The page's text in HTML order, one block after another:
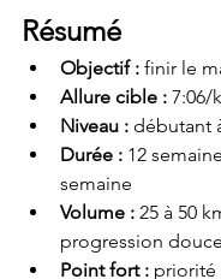
Résumé
Objectif : finir le
Allure cible : 7:06/
Niveau : débutant
Durée : 12
semaine
Volume : 25 à 50
progression douce
Point fort : priorité